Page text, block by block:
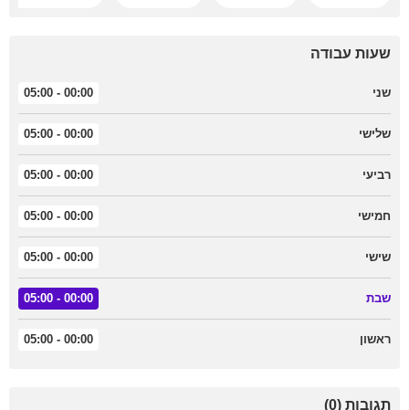
שעות עבודה
שני 00:00 - 05:00
שלישי 00:00 - 05:00
רביעי 00:00 - 05:00
חמישי 00:00 - 05:00
שישי 00:00 - 05:00
שבת 00:00 - 05:00
ראשון 00:00 - 05:00
תגובות (0)